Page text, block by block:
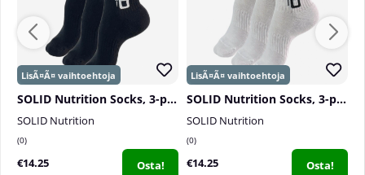
SOLID Nutrition Socks, 3-pack, Black
SOLID Nutrition
0
€14.25 Osta!
SOLID Nutrition Socks, 3-pack, White
SOLID Nutrition
0
€14.25 Osta!